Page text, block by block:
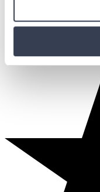
Ihr Gerät
bestimmten
Erfahren Sie mehr
verarbeitet werden,
Abschnitt
Diese Website
Cookies, um Inhalte
Funktionen für
Verkehr auf unserer
auch Informationen
mit unseren